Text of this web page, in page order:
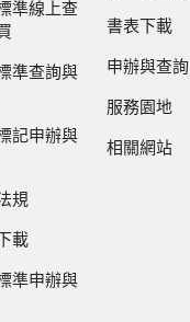
準線上查
準查詢與
記申辦與
規
載
準申辦與
書表下載
申辦與查詢
服務園地
相關網站